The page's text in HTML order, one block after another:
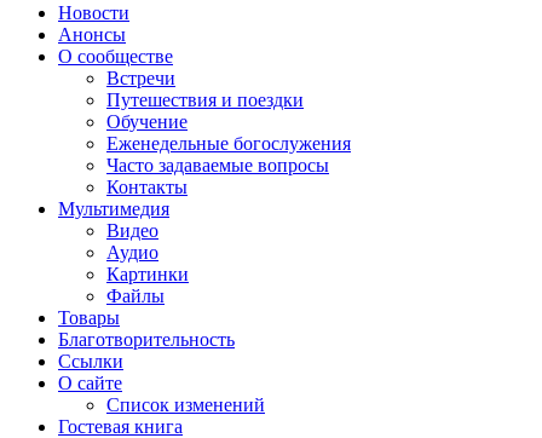
Новости
Анонсы
О сообществе
Встречи
Путешествия и поездки
Обучение
Еженедельные богослужения
Часто задаваемые вопросы
Контакты
Мультимедия
Видео
Аудио
Картинки
Файлы
Товары
Благотворительность
Ссылки
О сайте
Список изменений
Гостевая книга